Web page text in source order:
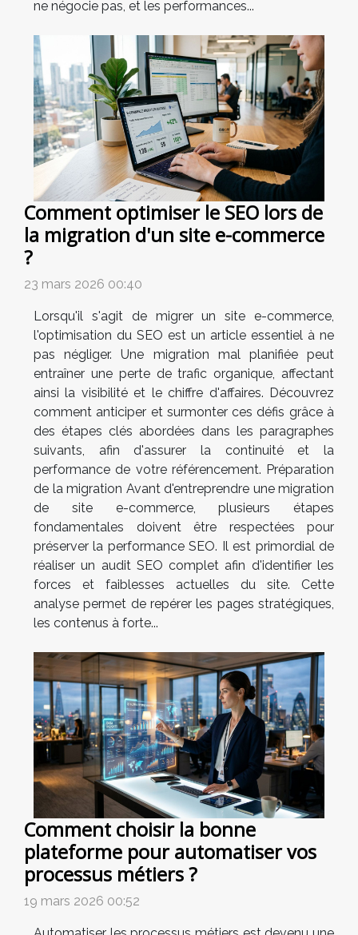
ne négocie pas, et les performances...
Comment optimiser le SEO lors de
la migration d'un site e-commerce
?
23 mars 2026 00:40
Lorsqu'il s'agit de migrer un site e-commerce,
l'optimisation du SEO est un article essentiel à ne
pas négliger. Une migration mal planifiée peut
entraîner une perte de trafic organique, affectant
ainsi la visibilité et le chiffre d'affaires. Découvrez
comment anticiper et surmonter ces défis grâce à
des étapes clés abordées dans les paragraphes
suivants, afin d'assurer la continuité et la
performance de votre référencement. Préparation
de la migration Avant d'entreprendre une migration
de site e-commerce, plusieurs étapes
fondamentales doivent être respectées pour
préserver la performance SEO. Il est primordial de
réaliser un audit SEO complet afin d'identifier les
forces et faiblesses actuelles du site. Cette
analyse permet de repérer les pages stratégiques,
les contenus à forte...
Comment choisir la bonne
plateforme pour automatiser vos
processus métiers ?
19 mars 2026 00:52